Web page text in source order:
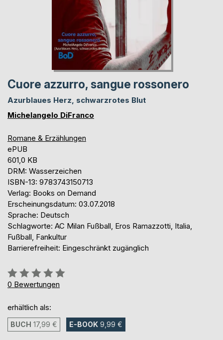
Cuore azzurro, sangue rossonero
Azurblaues Herz, schwarzrotes Blut
Michelangelo DiFranco
Romane & Erzählungen
ePUB
601,0 KB
DRM: Wasserzeichen
ISBN-13: 9783743150713
Verlag: Books on Demand
Erscheinungsdatum: 03.07.2018
Sprache: Deutsch
Schlagworte: AC Milan Fußball, Eros Ramazzotti, Italia,
Fußball, Fankultur
Barrierefreiheit: Eingeschränkt zugänglich
Bewertung::
0%
0 Bewertungen
erhältlich als:
BUCH 17,99 € E-BOOK 9,99 €